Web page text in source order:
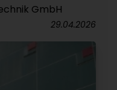
GmbH
29.04.2026